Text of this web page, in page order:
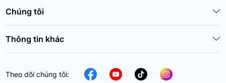
Chúng tôi
Thông tin khác
Theo dõi chúng tôi: